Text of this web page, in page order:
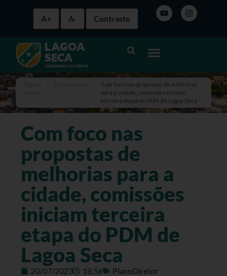
A+ A- Contraste
Com foco nas propostas de melhorias
para a cidade, comissões iniciam
terceira etapa do PDM de Lagoa Seca
Com foco nas
propostas de
melhorias para a
cidade, comissões
iniciam terceira
etapa do PDM de
Lagoa Seca
20/07/2023 18:56 PlanoDiretor